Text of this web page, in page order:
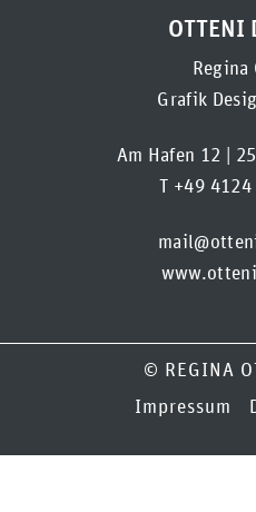
OTTENI
Grafik
Am Hafen 12 |
T +49
© REGINA
Impressum